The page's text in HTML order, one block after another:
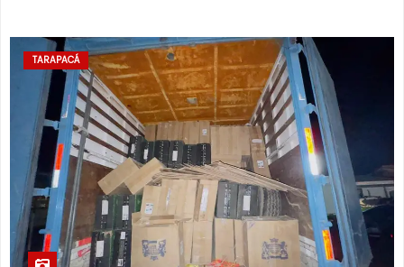
TARAPACÁ